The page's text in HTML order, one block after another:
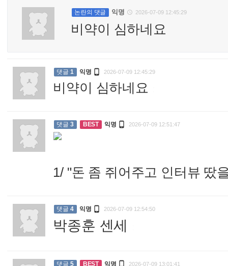
논란의 댓글 익명  2026-07-09 12:45:29
비약이 심하네요
댓글 1 익명  2026-07-09 12:45:29
비약이 심하네요
댓글 3 BEST 익명  2026-07-09 12:51:47
1/ "돈 좀 쥐어주고 인터뷰 땄
댓글 4 익명  2026-07-09 12:54:50
박종훈 센세
댓글 5 BEST 익명  2026-07-09 13:01:41